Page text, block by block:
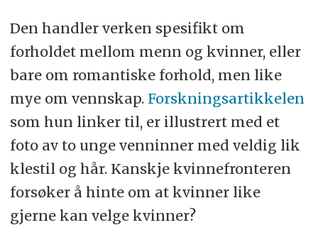
Den handler verken spesifikt om
forholdet mellom menn og kvinner, eller
bare om romantiske forhold, men like
mye om vennskap. Forskningsartikkelen
som hun linker til, er illustrert med et
foto av to unge venninner med veldig lik
klestil og hår. Kanskje kvinnefronteren
forsøker å hinte om at kvinner like
gjerne kan velge kvinner?